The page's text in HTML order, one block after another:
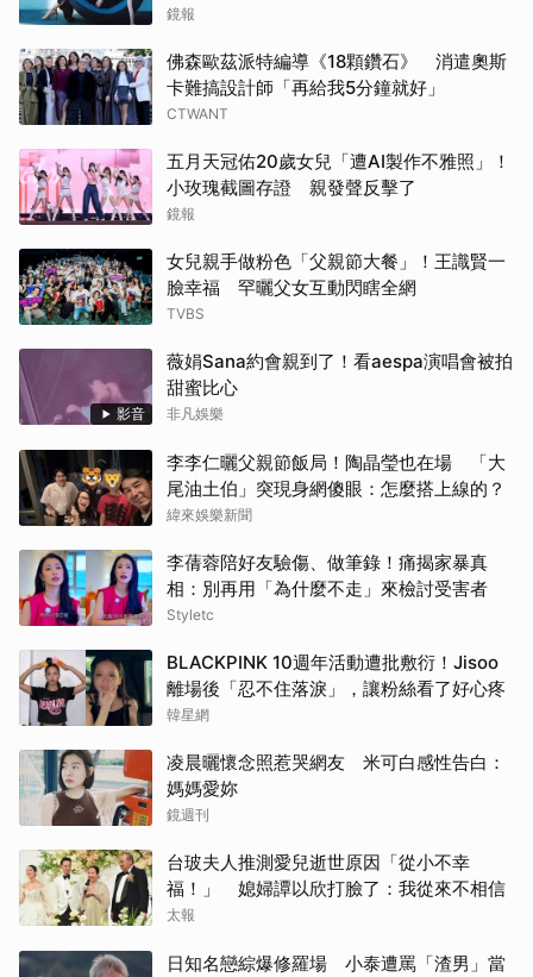
嘆：用擔憂保護家人
鏡報
佛森歐茲派特編導《18顆鑽石》 消遣奧斯
卡難搞設計師「再給我5分鐘就好」
CTWANT
五月天冠佑20歲女兒「遭AI製作不雅照」！
小玫瑰截圖存證 親發聲反擊了
鏡報
女兒親手做粉色「父親節大餐」！王識賢一
臉幸福 罕曬父女互動閃瞎全網
TVBS
影音
薇娟Sana約會親到了！看aespa演唱會被拍
甜蜜比心
非凡娛樂
李李仁曬父親節飯局！陶晶瑩也在場 「大
尾油土伯」突現身網傻眼：怎麼搭上線的？
緯來娛樂新聞
李蒨蓉陪好友驗傷、做筆錄！痛揭家暴真
相：別再用「為什麼不走」來檢討受害者
Styletc
BLACKPINK 10週年活動遭批敷衍！Jisoo
離場後「忍不住落淚」，讓粉絲看了好心疼
韓星網
凌晨曬懷念照惹哭網友 米可白感性告白：
媽媽愛妳
鏡週刊
台玻夫人推測愛兒逝世原因「從小不幸
福！」 媳婦譚以欣打臉了：我從來不相信
太報
日知名戀綜爆修羅場 小泰遭罵「渣男」當